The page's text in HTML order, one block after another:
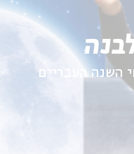
השנה העבריים